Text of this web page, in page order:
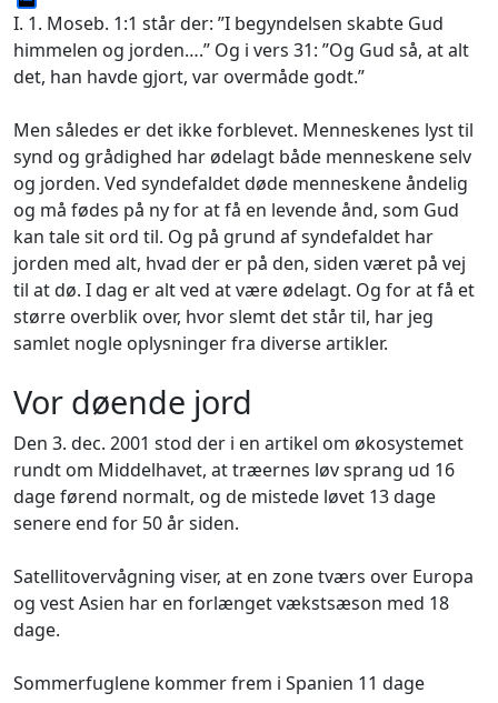
I. 1. Moseb. 1:1 står der: ”I begyndelsen skabte Gud
himmelen og jorden….” Og i vers 31: ”Og Gud så, at alt
det, han havde gjort, var overmåde godt.”
Men således er det ikke forblevet. Menneskenes lyst til
synd og grådighed har ødelagt både menneskene selv
og jorden. Ved syndefaldet døde menneskene åndelig
og må fødes på ny for at få en levende ånd, som Gud
kan tale sit ord til. Og på grund af syndefaldet har
jorden med alt, hvad der er på den, siden været på vej
til at dø. I dag er alt ved at være ødelagt. Og for at få et
større overblik over, hvor slemt det står til, har jeg
samlet nogle oplysninger fra diverse artikler.
Vor døende jord
Den 3. dec. 2001 stod der i en artikel om økosystemet
rundt om Middelhavet, at træernes løv sprang ud 16
dage førend normalt, og de mistede løvet 13 dage
senere end for 50 år siden.
Satellitovervågning viser, at en zone tværs over Europa
og vest Asien har en forlænget vækstsæson med 18
dage.
Sommerfuglene kommer frem i Spanien 11 dage